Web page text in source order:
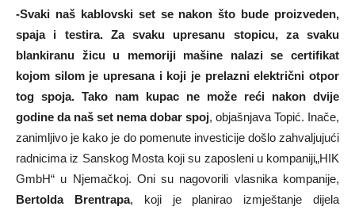
-Svaki naš kablovski set se nakon što bude proizveden,
spaja i testira. Za svaku upresanu stopicu, za svaku
blankiranu žicu u memoriji mašine nalazi se certifikat
kojom silom je upresana i koji je prelazni električni otpor
tog spoja. Tako nam kupac ne može reći nakon dvije
godine da naš set nema dobar spoj, objašnjava Topić. Inače,
zanimljivo je kako je do pomenute investicije došlo zahvaljujući
radnicima iz Sanskog Mosta koji su zaposleni u kompaniji„HIK
GmbH“ u Njemačkoj. Oni su nagovorili vlasnika kompanije,
Bertolda Brentrapa, koji je planirao izmještanje dijela